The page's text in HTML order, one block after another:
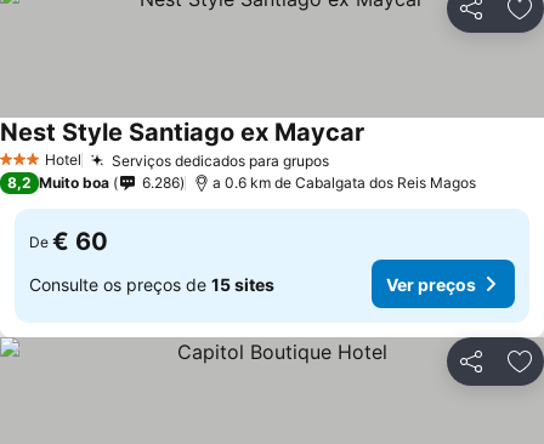
Partilhar
3 EstrelasHotel Serviços dedicados para grupos
Nest Style Santiago ex Maycar
8,2 Muito boa 6.286 a 0.6 km de Cabalgata dos Reis Magos
De € 60
Consulte os preços de 15 sites Ver preços
Partilhar